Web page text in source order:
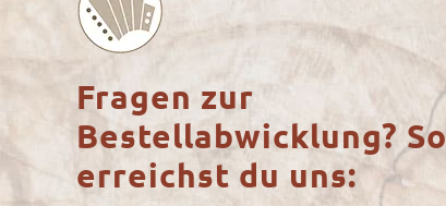
Fragen zur
Bestellabwicklung? So
erreichst du uns: